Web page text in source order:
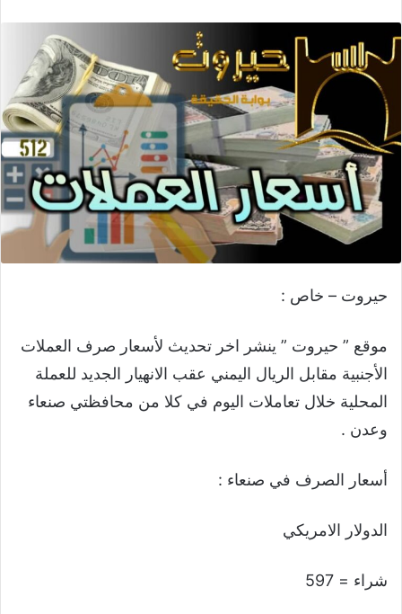
حيروت – خاص :
موقع ” حيروت ” ينشر اخر تحديث لأسعار صرف العملات
الأجنبية مقابل الريال اليمني عقب الانهيار الجديد للعملة
المحلية خلال تعاملات اليوم في كلا من محافظتي صنعاء
وعدن .
أسعار الصرف في صنعاء :
الدولار الامريكي
شراء = 597